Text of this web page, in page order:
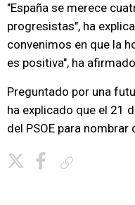
"España se merece
progresistas", ha
convenimos en que la
es positiva", ha
Preguntado por una
ha explicado que el 21
del PSOE para nombrar